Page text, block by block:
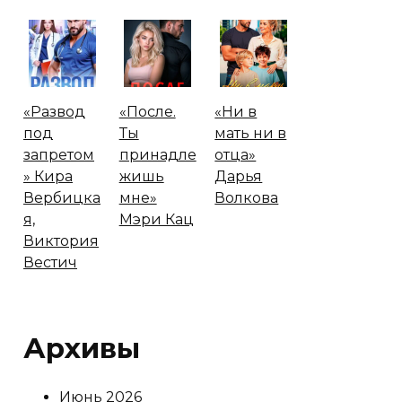
«Развод
под
запретом
» Кира
Вербицка
я,
Виктория
Вестич
«После.
Ты
принадле
жишь
мне»
Мэри Кац
«Ни в
мать ни в
отца»
Дарья
Волкова
Архивы
Июнь 2026